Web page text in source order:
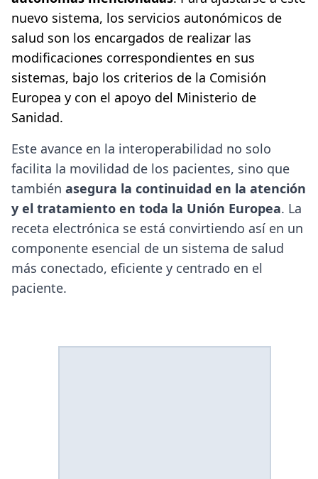
nuevo sistema, los servicios autonómicos de
salud son los encargados de realizar las
modificaciones correspondientes en sus
sistemas, bajo los criterios de la Comisión
Europea y con el apoyo del Ministerio de
Sanidad.
Este avance en la interoperabilidad no solo
facilita la movilidad de los pacientes, sino que
también asegura la continuidad en la atención
y el tratamiento en toda la Unión Europea. La
receta electrónica se está convirtiendo así en un
componente esencial de un sistema de salud
más conectado, eficiente y centrado en el
paciente.